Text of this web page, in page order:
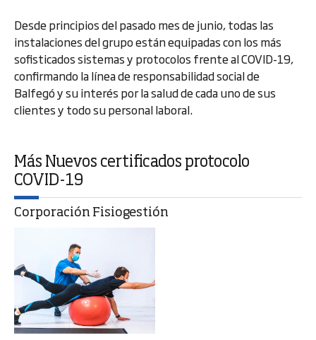
Desde principios del pasado mes de junio, todas las
instalaciones del grupo están equipadas con los más
sofisticados sistemas y protocolos frente al COVID-19,
confirmando la línea de responsabilidad social de
Balfegó y su interés por la salud de cada uno de sus
clientes y todo su personal laboral.
Más Nuevos certificados protocolo
COVID-19
Corporación Fisiogestión